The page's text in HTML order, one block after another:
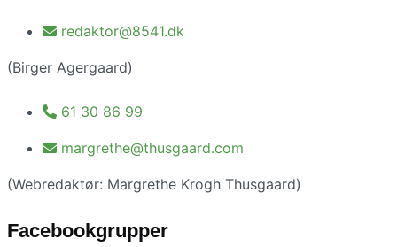
redaktor@8541.dk
(Birger Agergaard)
61 30 86 99
margrethe@thusgaard.com
(Webredaktør: Margrethe Krogh Thusgaard)
Facebookgrupper